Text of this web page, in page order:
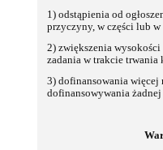
1) odstąpienia od
przyczyny, w części lub w
2) zwiększenia
zadania w trakcie trwania
3) dofinansowania
dofinansowywania żadnej